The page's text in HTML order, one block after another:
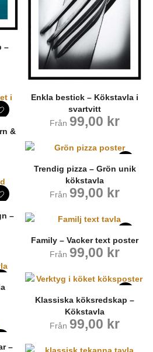
–
Enkla bestick – Kökstavla i
svartvitt
Från 99,00 kr
&
Trendig pizza – Grön unik
kökstavla
Från 99,00 kr
–
Family – Vacker text poster
Från 99,00 kr
Klassiska köksredskap –
Kökstavla
Från 99,00 kr
–